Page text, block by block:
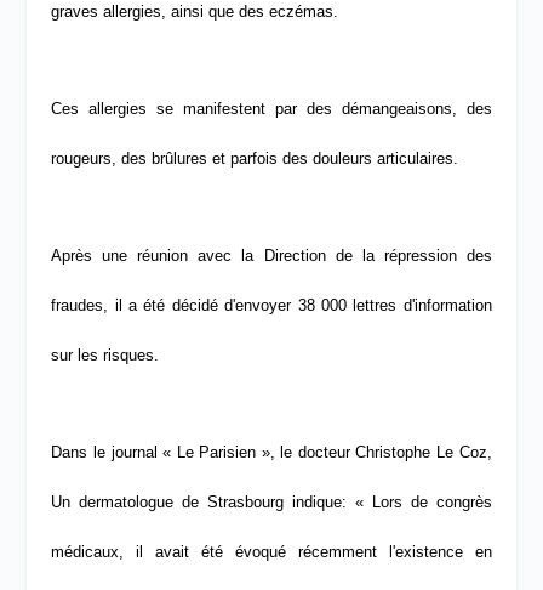
graves allergies, ainsi que des eczémas.
Ces allergies se manifestent par des démangeaisons, des
rougeurs, des brûlures et parfois des douleurs articulaires.
Après une réunion avec la Direction de la répression des
fraudes, il a été décidéd'envoyer 38 000 lettres d'information
sur les risques.
Dans le journal « Le Parisien », le docteur Christophe Le Coz,
Un dermatologue de Strasbourg indique: « Lors de congrès
médicaux, il avait été évoqué récemment l'existence en